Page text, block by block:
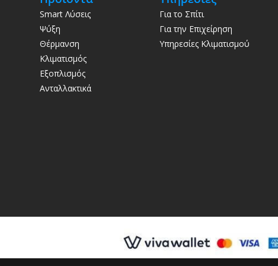
Smart Λύσεις
Ψύξη
Θέρμανση
Κλιματισμός
Εξοπλισμός
Ανταλλακτικά
Για το Σπίτι
Για την Επιχείρηση
Υπηρεσίες Κλιματισμού